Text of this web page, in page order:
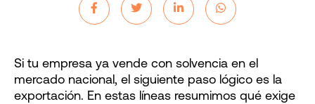
Si tu empresa ya vende con solvencia en el
mercado nacional, el siguiente paso lógico es la
exportación. En estas líneas resumimos qué exige